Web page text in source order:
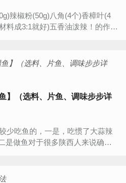
辣椒粉(50g)八角(4个)香樟叶(4
料成3:1就好)五香油泼辣！的作法
】（选料、片鱼、调味步步详
是做鱼对于很多陕西人来说确实